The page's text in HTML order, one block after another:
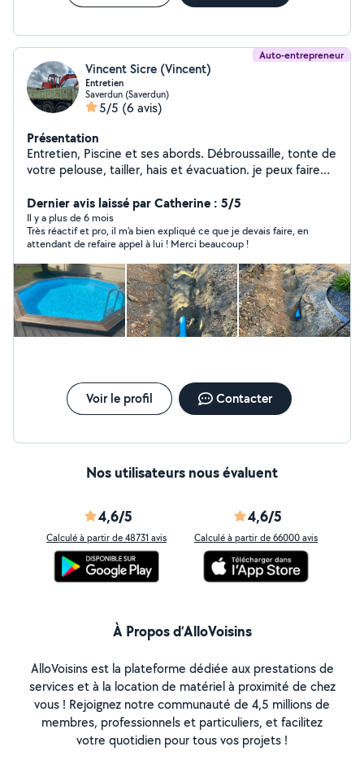
Auto-entrepreneur
Vincent Sicre (Vincent)
Entretien
Saverdun (Saverdun)
5/5 (6 avis)
Présentation
Entretien, Piscine et ses abords. Débroussaille, tonte de
votre pelouse, tailler, hais et évacuation. je peux faire
poids Lourds 6,4 poly benne. terrassement
aménagement de terre assainissement n'hésitez pas à
me contacter.
Dernier avis laissé par Catherine : 5/5
Il y a plus de 6 mois
Très réactif et pro, il m'a bien expliqué ce que je devais faire, en
attendant de refaire appel à lui ! Merci beaucoup !
Voir le profil Contacter
Nos utilisateurs nous évaluent
4,6/5
Calculé à partir de 48731 avis
4,6/5
Calculé à partir de 66000 avis
À Propos d’AlloVoisins
AlloVoisins est la plateforme dédiée aux prestations de
services et à la location de matériel à proximité de chez
vous ! Rejoignez notre communauté de 4,5 millions de
membres, professionnels et particuliers, et facilitez
votre quotidien pour tous vos projets !